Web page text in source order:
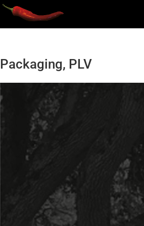
Packaging, PLV